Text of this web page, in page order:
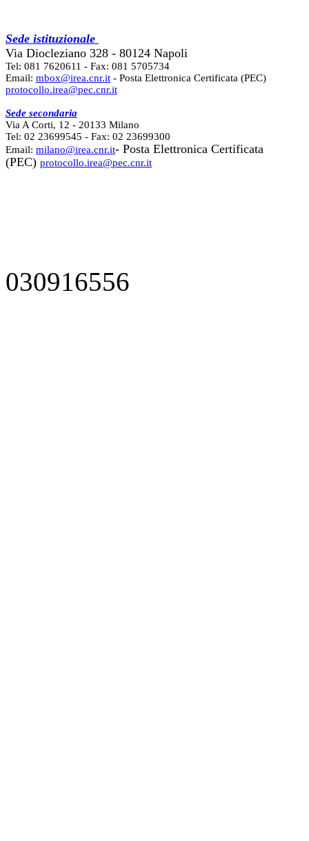
Sede istituzionale
Via Diocleziano 328 - 80124 Napoli
Tel: 081 7620611 - Fax: 081 5705734
Email: mbox@irea.cnr.it - Posta Elettronica Certificata (PEC)
protocollo.irea@pec.cnr.it
Sede secondaria
Via A Corti, 12 - 20133 Milano
Tel: 02 23699545 - Fax: 02 23699300
Email: milano@irea.cnr.it- Posta Elettronica Certificata
(PEC) protocollo.irea@pec.cnr.it
030916556